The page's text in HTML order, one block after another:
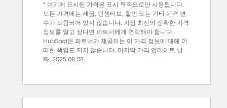
* 여기에 표시된 가격은 표시 목적으로만 사용됩니다.
모든 가격에는 세금, 인센티브, 할인 또는 기타 가격 변
수가 포함되어 있지 않습니다. 가장 최신의 정확한 가격
정보를 알고 싶다면 파트너에게 연락해야 합니다.
HubSpot은 파트너가 제공하는 이 가격 정보에 대해 어
떠한 책임도 지지 않습니다. 마지막 가격 업데이트 날
짜: 2025.08.08.